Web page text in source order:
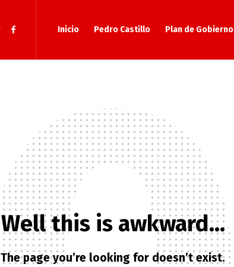
Inicio Pedro Castillo Plan de Gobierno
Well this is awkward…
The page you’re looking for doesn’t exist.